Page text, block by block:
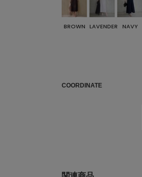
BROWN LAVENDER NAVY
COORDINATE